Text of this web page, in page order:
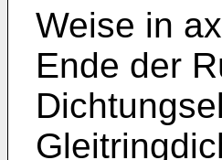
Weise in
Ende der